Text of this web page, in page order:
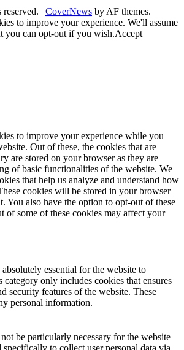
| CoverNews by AF themes.
to improve your experience. We'll assume
you can opt-out if you wish.Accept
to improve your experience while you
Out of these, the cookies that are
are stored on your browser as they are
of basic functionalities of the website. We
that help us analyze and understand how
cookies will be stored in your browser
You also have the option to opt-out of these
of some of these cookies may affect your
essential for the website to
only includes cookies that ensures
security features of the website. These
personal information.
be particularly necessary for the website
to collect user personal data via